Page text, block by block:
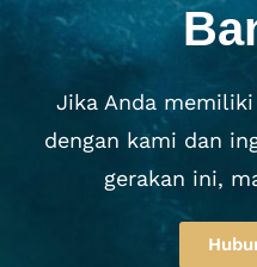
Jika Anda
dengan kami dan
gerakan ini,